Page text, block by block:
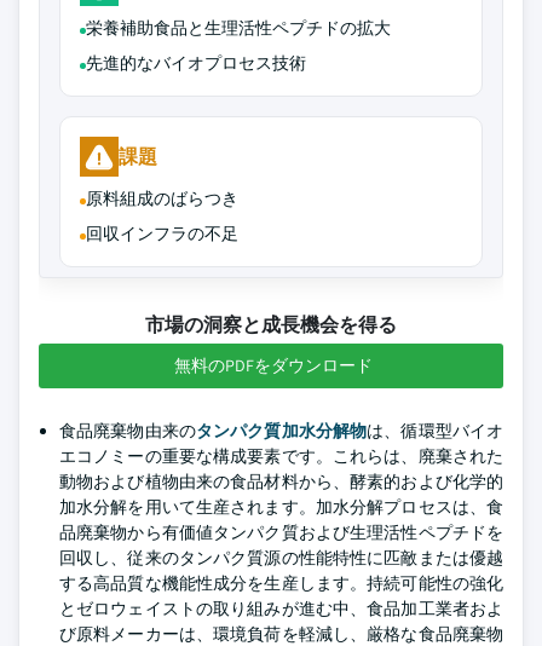
栄養補助食品と生理活性ペプチドの拡大
先進的なバイオプロセス技術
課題
原料組成のばらつき
回収インフラの不足
市場の洞察と成長機会を得る
無料のPDFをダウンロード
食品廃棄物由来のタンパク質加水分解物は、循環型バイオ
エコノミーの重要な構成要素です。これらは、廃棄された
動物および植物由来の食品材料から、酵素的および化学的
加水分解を用いて生産されます。加水分解プロセスは、食
品廃棄物から有価値タンパク質および生理活性ペプチドを
回収し、従来のタンパク質源の性能特性に匹敵または優越
する高品質な機能性成分を生産します。持続可能性の強化
とゼロウェイストの取り組みが進む中、食品加工業者およ
び原料メーカーは、環境負荷を軽減し、厳格な食品廃棄物